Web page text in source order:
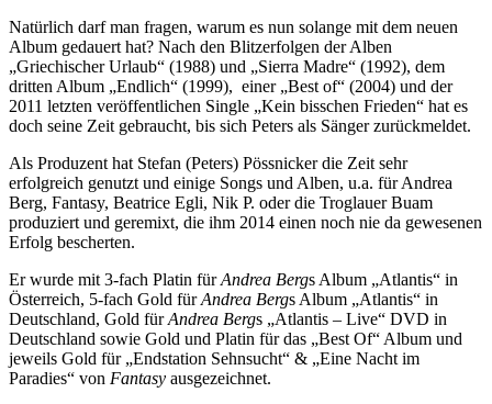
Natürlich darf man fragen, warum es nun solange mit dem neuen
Album gedauert hat? Nach den Blitzerfolgen der Alben
„Griechischer Urlaub“ (1988) und „Sierra Madre“ (1992), dem
dritten Album „Endlich“ (1999), einer „Best of“ (2004) und der
2011 letzten veröffentlichen Single „Kein bisschen Frieden“ hat es
doch seine Zeit gebraucht, bis sich Peters als Sänger zurückmeldet.
Als Produzent hat Stefan (Peters) Pössnicker die Zeit sehr
erfolgreich genutzt und einige Songs und Alben, u.a. für Andrea
Berg, Fantasy, Beatrice Egli, Nik P. oder die Troglauer Buam
produziert und geremixt, die ihm 2014 einen noch nie da gewesenen
Erfolg bescherten.
Er wurde mit 3-fach Platin fürAndrea Bergs Album „Atlantis“ in
Österreich, 5-fach Gold fürAndrea Bergs Album „Atlantis“ in
Deutschland, Gold fürAndrea Bergs „Atlantis – Live“ DVD in
Deutschland sowie Gold und Platin für das „Best Of“ Album und
jeweils Gold für „Endstation Sehnsucht“ & „Eine Nacht im
Paradies“ von Fantasy ausgezeichnet.